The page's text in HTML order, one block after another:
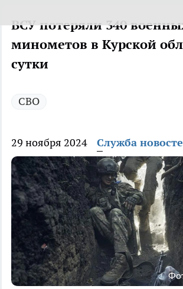
ВСУ потеряли 340
минометов в Курской
сутки
СВО
29 ноября 2024 Служба